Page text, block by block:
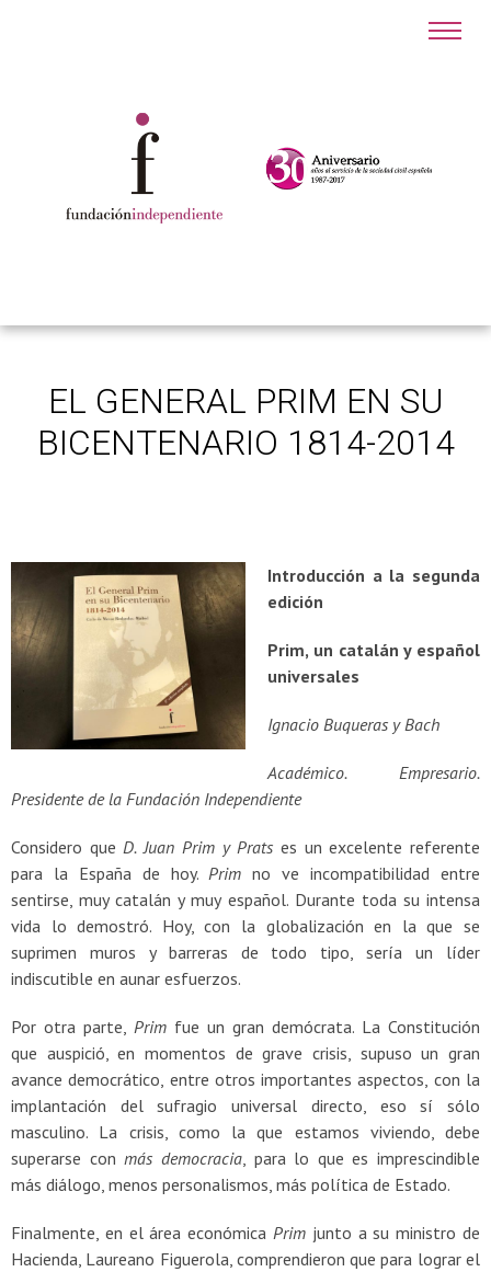
EL GENERAL PRIM EN SU
BICENTENARIO 1814-2014
Introducción a la segunda
edición
Prim, un catalán y español
universales
Ignacio Buqueras y Bach
Académico. Empresario.
Presidente de la Fundación Independiente
Considero que D. Juan Prim y Prats es un excelente referente
para la España de hoy. Primno ve incompatibilidad entre
sentirse, muy catalán y muy español. Durante toda su intensa
vida lo demostró. Hoy, con la globalización en la que se
suprimen muros y barreras de todo tipo, sería un líder
indiscutible en aunar esfuerzos.
Por otra parte, Prim fue un gran demócrata. La Constitución
que auspició, en momentos de grave crisis, supuso un gran
avance democrático, entre otros importantes aspectos, con la
implantación del sufragio universal directo, eso sí sólo
masculino. La crisis, como la que estamos viviendo, debe
superarse con más democracia, para lo que es imprescindible
más diálogo, menos personalismos, más política de Estado.
Finalmente, en el área económica Prim junto a su ministro de
Hacienda, Laureano Figuerola, comprendieron que para lograr el